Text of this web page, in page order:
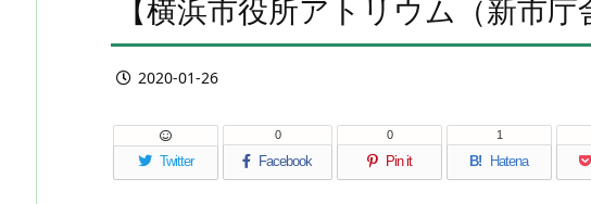
【横浜市役所アトリウム（新市庁
2020-01-26
Twitter Facebook
0
Pin it
0
B! Hatena
1